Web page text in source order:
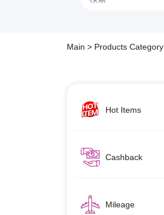
Main > Products Category
Hot Items
Cashback
Mileage